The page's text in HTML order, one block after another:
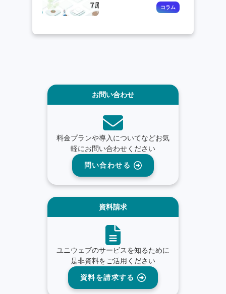
お問い合わせ
料金プランや導入についてなどお気
軽にお問い合わせください
問い合わせる
資料請求
ユニウェブのサービスを知るために
是非資料をご活用ください
資料を請求する